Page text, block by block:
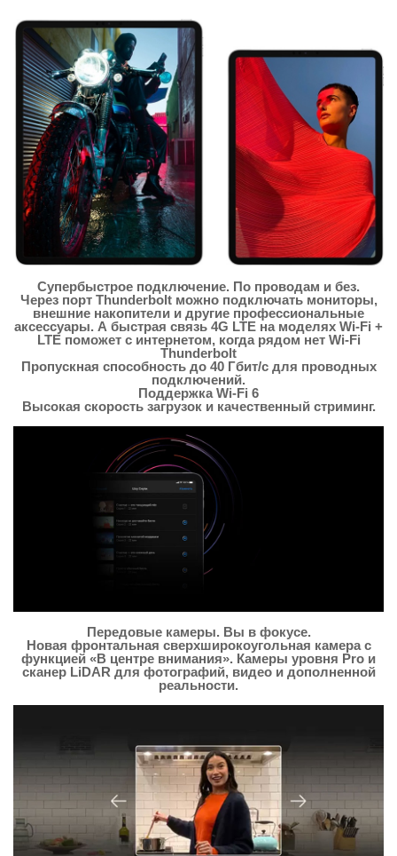
Супербыстрое подключение. По проводам и без.
Через порт Thunderbolt можно подключать мониторы,
внешние накопители и другие профессиональные
аксессуары. А быстрая связь 4G LTE на моделях Wi‑Fi +
LTE поможет с интернетом, когда рядом нет Wi‑Fi
Thunderbolt
Пропускная способность до 40 Гбит/с для проводных
подключений.
Поддержка Wi‑Fi 6
Высокая скорость загрузок и качественный стриминг.
Передовые камеры. Вы в фокусе.
Новая фронтальная сверхширокоугольная камера с
функцией «В центре внимания». Камеры уровня Pro и
сканер LiDAR для фото­графий, видео и дополненной
реальности.